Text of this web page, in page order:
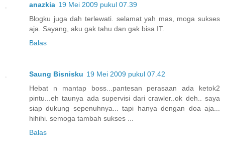
anazkia 19 Mei 2009 pukul 07.39
Blogku juga dah terlewati. selamat yah mas, moga sukses
aja. Sayang, aku gak tahu dan gak bisa IT.
Balas
Saung Bisnisku 19 Mei 2009 pukul 07.42
Hebat n mantap boss...pantesan perasaan ada ketok2
pintu...eh taunya ada supervisi dari crawler..ok deh.. saya
siap dukung sepenuhnya... tapi hanya dengan doa aja...
hihihi. semoga tambah sukses ...
Balas